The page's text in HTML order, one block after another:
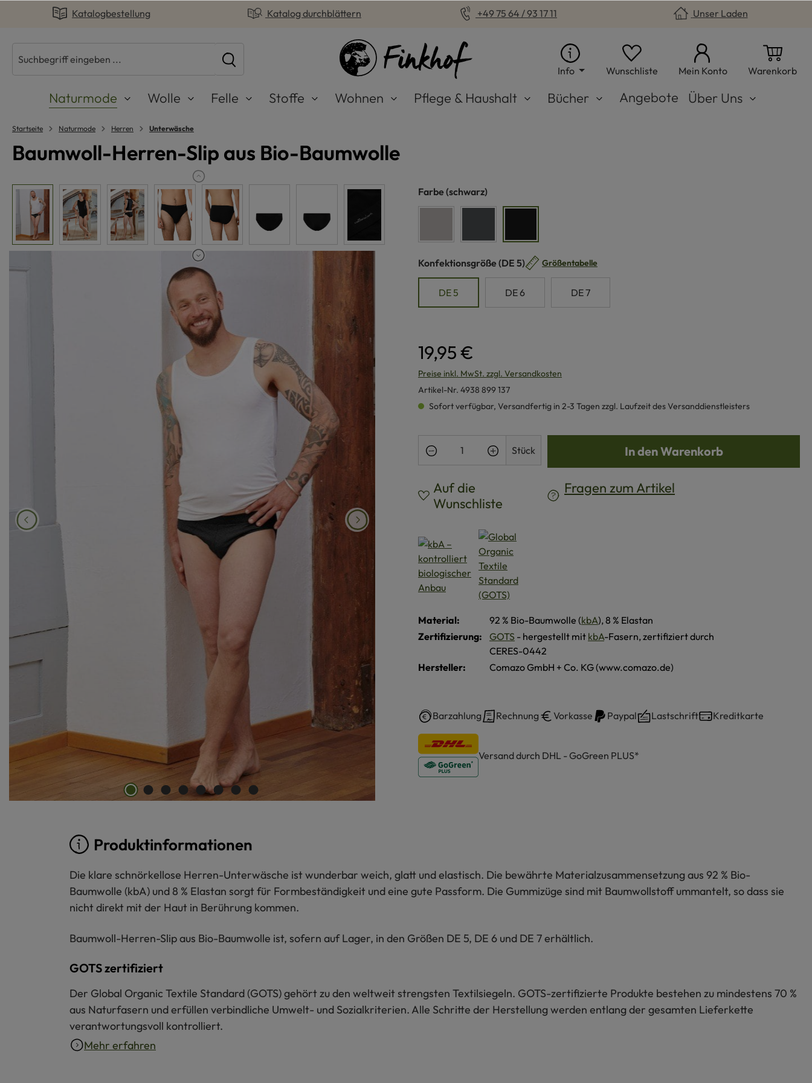
Zur Hauptnavigation springen
Katalogbestellung Katalog durchblättern +49 75 64 / 93 17 11 Unser Laden
Info Wunschliste Du hast 0 Produkte auf dem
Mein Konto Warenkorb
Naturmode Wolle Felle Stoffe Wohnen Pflege & Haushalt Bücher Angebote Über Uns
Startseite Naturmode Herren Unterwäsche
Baumwoll-Herren-Slip aus Bio-Baumwolle
Bildergalerie überspringen Farbe auswählen
(schwarz)
Konfektionsgröße auswählen
(DE 5) Größentabelle
DE 5 DE 6 DE 7
19,95 €
Preise inkl. MwSt. zzgl. Versandkosten
Artikel-Nr. 4938 899 137
Sofort verfügbar, Versandfertig in 2-3 Tagen zzgl. Laufzeit des Versanddienstleisters
Produkt Anzahl: Gib den gewünschten Wert ein oder
Stück In den Warenkorb
Auf die
Wunschliste
Fragen zum Artikel
Material: 92 % Bio-Baumwolle (kbA), 8 % Elastan
Zertifizierung:
GOTS - hergestellt mit kbA-Fasern, zertifiziert durch
CERES-0442
Hersteller:
Comazo GmbH + Co. KG (www.comazo.de)
Barzahlung Rechnung Vorkasse Paypal Lastschrift Kreditkarte
Versand durch DHL - GoGreen PLUS*
Produktinformationen
Die klare schnörkellose Herren-Unterwäsche ist wunderbar weich, glatt und elastisch. Die bewährte Materialzusammensetzung aus 92 % Bio-
Baumwolle (kbA) und 8 % Elastan sorgt für Formbeständigkeit und eine gute Passform. Die Gummizüge sind mit Baumwollstoff ummantelt, so dass sie
nicht direkt mit der Haut in Berührung kommen.
Baumwoll-Herren-Slip aus Bio-Baumwolle ist, sofern auf Lager, in den Größen DE 5, DE 6 und DE 7 erhältlich.
GOTS zertifiziert
Der Global Organic Textile Standard (GOTS) gehört zu den weltweit strengsten Textilsiegeln. GOTS-zertifizierte Produkte bestehen zu mindestens 70 %
aus Naturfasern und erfüllen verbindliche Umwelt- und Sozialkriterien. Alle Schritte der Herstellung werden entlang der gesamten Lieferkette
verantwortungsvoll kontrolliert.
Mehr erfahren